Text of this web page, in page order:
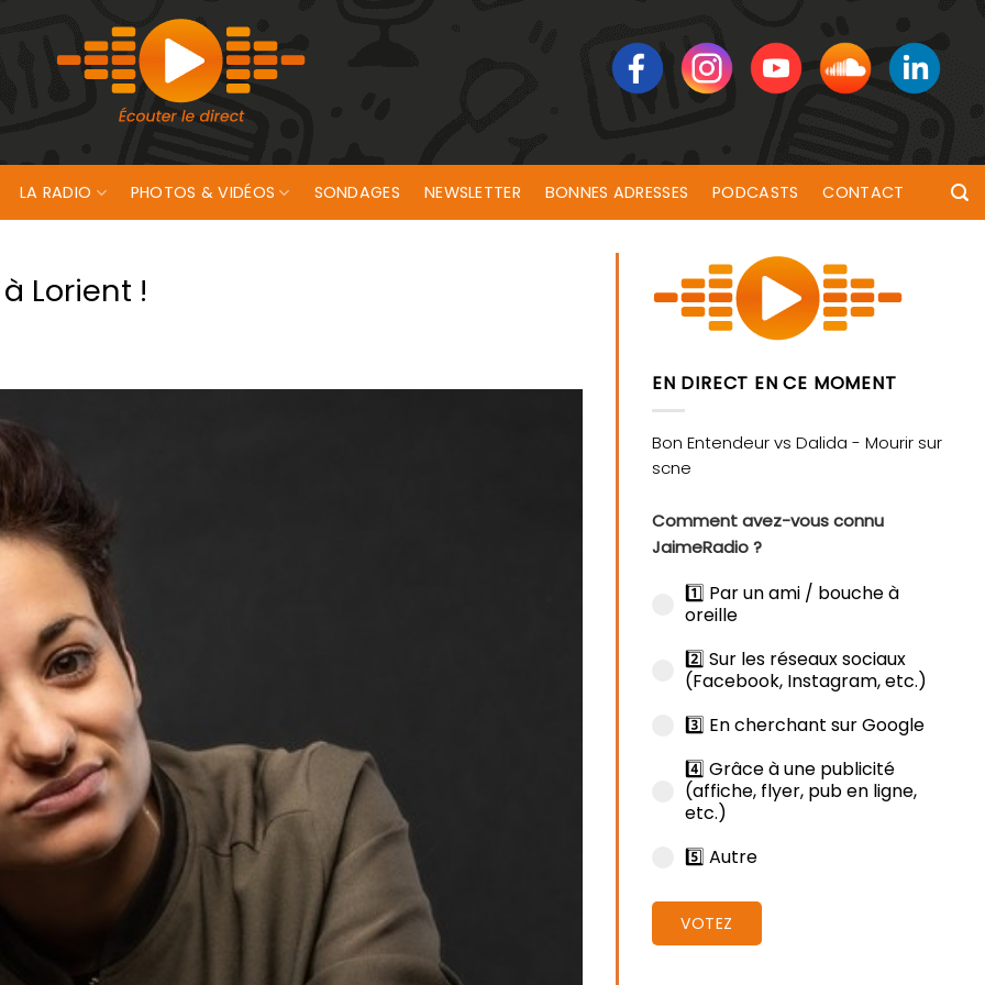
LA RADIO PHOTOS & VIDÉOS SONDAGES NEWSLETTER BONNES ADRESSES PODCASTS CONTACT
Lorient !
EN DIRECT EN CE MOMENT
Comment avez-vous connu
JaimeRadio ?
1️⃣ Par un ami / bouche à
oreille
2️⃣ Sur les réseaux sociaux
(Facebook, Instagram, etc.)
3️⃣ En cherchant sur Google
4️⃣ Grâce à une publicité
(affiche, flyer, pub en ligne,
etc.)
5️⃣ Autre
VOTEZ